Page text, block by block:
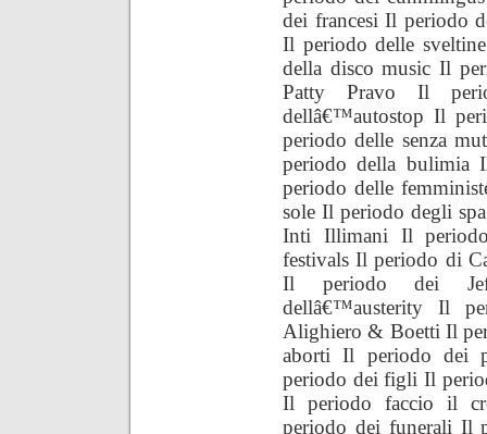
dei francesi Il periodo
Il periodo delle
della disco music Il
Patty Pravo Il
dellâ€™autostop Il
periodo delle senza
periodo della bulimia
periodo delle
sole Il periodo degli
Inti Illimani Il
festivals Il periodo di
Il periodo dei
dellâ€™austerity Il
Alighiero & Boetti Il
aborti Il periodo dei
periodo dei figli Il
Il periodo faccio il
periodo dei funerali Il